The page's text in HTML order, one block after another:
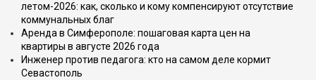
летом-2026: как, сколько и кому компенсируют отсутствие
коммунальных благ
Аренда в Симферополе: пошаговая карта цен на
квартиры в августе 2026 года
Инженер против педагога: кто на самом деле кормит
Севастополь